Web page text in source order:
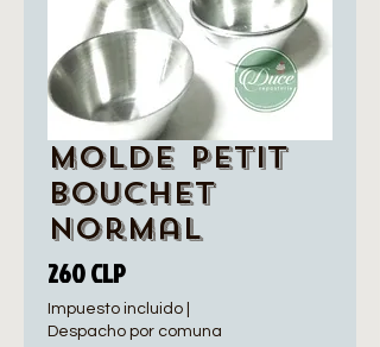
Molde Petit
Bouchet
Normal
260 CLPPrecio
Impuesto incluido
Despacho por comuna